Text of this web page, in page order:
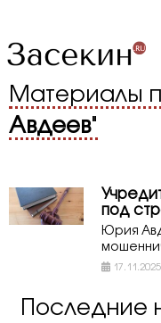
Материалы
Авдеев"
под
Юрия
Последние